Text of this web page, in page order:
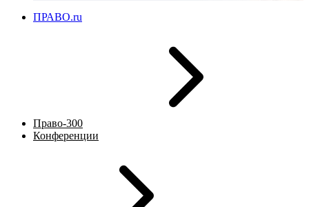
ПРАВО.ru
Право-300
Конференции